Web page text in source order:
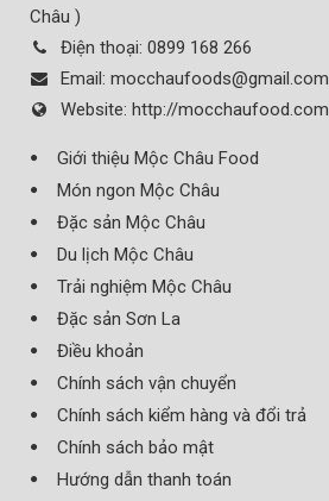
Châu )
Điện thoại: 0899 168 266
Email: mocchaufoods@gmail.com
Website: http://mocchaufood.com
Giới thiệu Mộc Châu Food
Món ngon Mộc Châu
Đặc sản Mộc Châu
Du lịch Mộc Châu
Trải nghiệm Mộc Châu
Đặc sản Sơn La
Điều khoản
Chính sách vận chuyển
Chính sách kiểm hàng và đổi trả
Chính sách bảo mật
Hướng dẫn thanh toán